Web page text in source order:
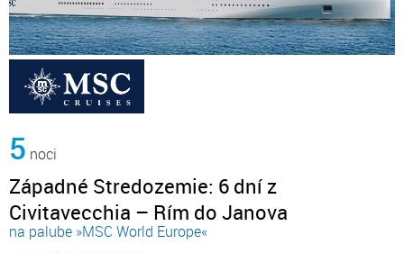
5 noci
Západné Stredozemie: 6 dní z
Civitavecchia – Rím do Janova
na palube »MSC World Europe«